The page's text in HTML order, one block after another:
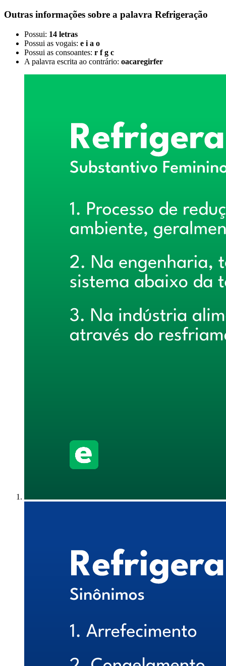
Outras informações sobre a palavra Refrigeração
Possui: 14 letras
Possui as vogais: e i a o
Possui as consoantes: r f g c
A palavra escrita ao contrário: oacaregirfer